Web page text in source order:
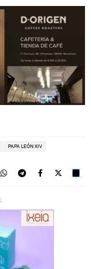
PAPA LEÓN XIV